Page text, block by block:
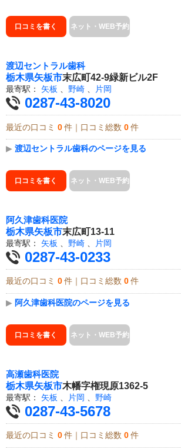
口コミを書く ネット・WEB予約
渡辺セントラル歯科
栃木県矢板市末広町42-9緑新ビル2F
最寄駅： 矢板 、 野崎 、 片岡
0287-43-8020
最近の口コミ 0 件｜口コミ総数 0 件
▶ 渡辺セントラル歯科のページを見る
口コミを書く ネット・WEB予約
阿久津歯科医院
栃木県矢板市末広町13-11
最寄駅： 矢板 野崎 片岡
0287-43-0233
最近の口コミ 0 件｜口コミ総数 0 件
▶ 阿久津歯科医院のページを見る
口コミを書く ネット・WEB予約
高瀬歯科医院
栃木県矢板市木幡字権現原1362-5
最寄駅： 矢板 片岡 野崎
0287-43-5678
最近の口コミ 0 件｜口コミ総数 0 件